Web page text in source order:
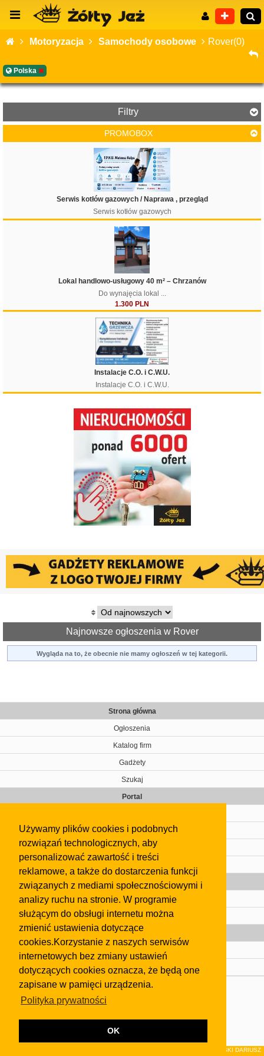
Używamy plików cookies i podobnych
rozwiązań technologicznych, aby
personalizować zawartość i treści
reklamowe, a także do dostarczenia funkcji
związanych z mediami społecznościowymi i
analizy ruchu na stronie. W programie
służącym do obsługi internetu można
zmienić ustawienia dotyczące
cookies.Korzystanie z naszych serwisów
internetowych bez zmiany ustawień
dotyczących cookies oznacza, że będą one
zapisane w pamięci urządzenia.
Polityka prywatności
OK
Motoryzacja Samochody osobowe Rover(0)
Polska
Filtry
PROMOBOX
Serwis kotłów gazowych / Naprawa , przegląd
Serwis kotłów gazowych
Lokal handlowo-usługowy 40 m² – Chrzanów
Do wynajęcia lokal ...
1.300 PLN
Instalacje C.O. i C.W.U.
Instalacje C.O. i C.W.U.
Najnowsze ogłoszenia w Rover
Wygląda na to, że obecnie nie mamy ogłoszeń w tej kategorii.
Strona główna
Ogłoszenia
Katalog firm
Gadżety
Szukaj
Portal
Kontakt
Regulamin
Gazeta
Olkusz
Kontakt
Strefa dla biznesu
Biura nieruchomości
Dealerzy i autokomisy
Skontaktuj się z nami
regulaminuiPolityki Prywatności.
Klauzula FB
© 2026Wydawnictwo NEON sp. z o.o. (dawniej: FIRMA NEON MAREK KLUCZEWSKI DARIUSZ